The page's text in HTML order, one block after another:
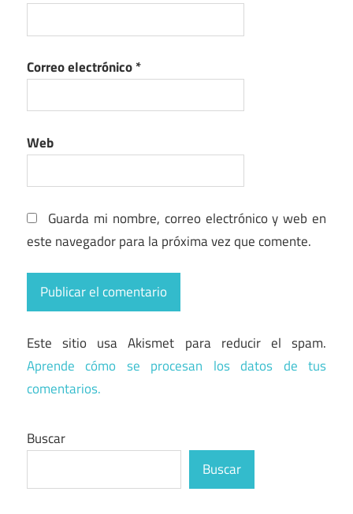
Correo electrónico*
Web
Guarda mi nombre, correo electrónico y web en
este navegador para la próxima vez que comente.
Este sitio usa Akismet para reducir el spam.
Aprende cómo se procesan los datos de tus
comentarios.
Buscar
Buscar